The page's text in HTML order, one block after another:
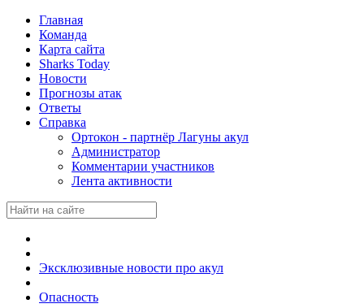
Главная
Команда
Карта сайта
Sharks Today
Новости
Прогнозы атак
Ответы
Справка
Ортокон - партнёр Лагуны акул
Администратор
Комментарии участников
Лента активности
Эксклюзивные новости про акул
Опасность